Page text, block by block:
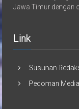
Jawa Timur dengan
Link
Susunan
Pedoman